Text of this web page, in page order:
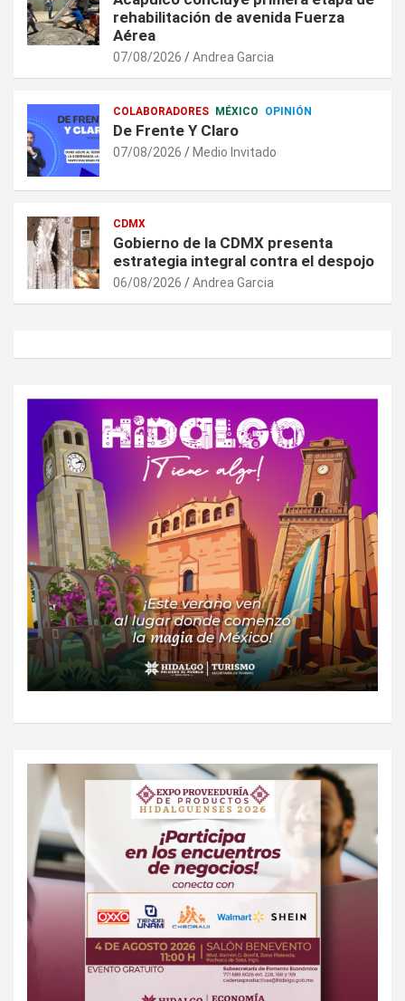
rehabilitación de avenida Fuerza
Aérea
07/08/2026 Andrea Garcia
COLABORADORES MÉXICO OPINIÓN
De Frente Y Claro
07/08/2026 Medio Invitado
CDMX
Gobierno de la CDMX presenta
estrategia integral contra el despojo
06/08/2026 Andrea Garcia